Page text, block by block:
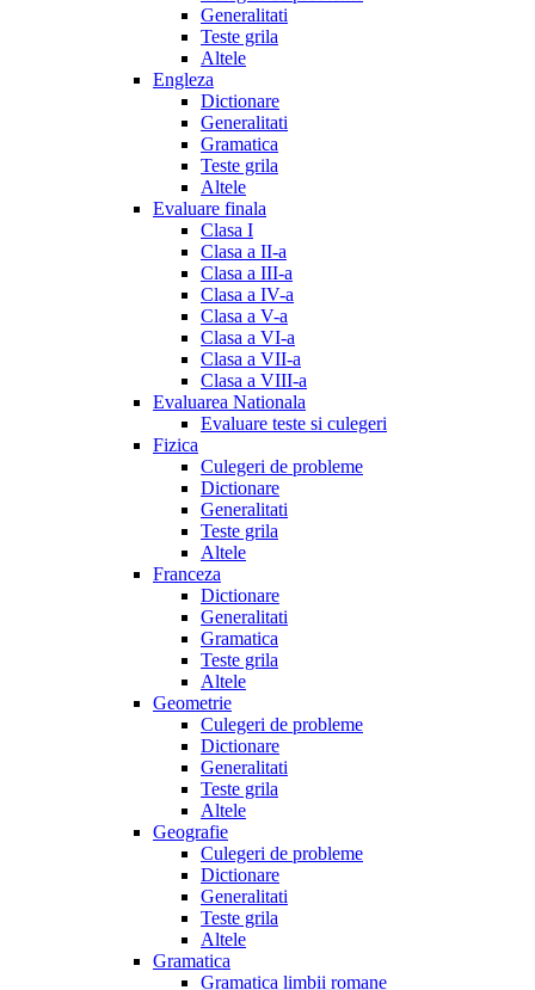
Generalitati
Teste grila
Altele
Engleza
Dictionare
Generalitati
Gramatica
Teste grila
Altele
Evaluare finala
Clasa I
Clasa a II-a
Clasa a III-a
Clasa a IV-a
Clasa a V-a
Clasa a VI-a
Clasa a VII-a
Clasa a VIII-a
Evaluarea Nationala
Evaluare teste si culegeri
Fizica
Culegeri de probleme
Dictionare
Generalitati
Teste grila
Altele
Franceza
Dictionare
Generalitati
Gramatica
Teste grila
Altele
Geometrie
Culegeri de probleme
Dictionare
Generalitati
Teste grila
Altele
Geografie
Culegeri de probleme
Dictionare
Generalitati
Teste grila
Altele
Gramatica
Gramatica limbii romane